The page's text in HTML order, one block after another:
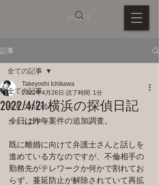
HOME
記事
全ての記事
今すぐ始める
コミュニティ
全ての記事
2022/4/21 横浜の探偵日記
Takeyoshi Ichikawa
2022年4月26日 読了時間: 1分
今日は昨年案件の追加調査。
既に離婚に向けて弁護士さんと話しを
進めている方なのですが、不倫相手の
勤務先がテレワークか何かで割れてお
らず、蔓延防止が解除されていて再拡